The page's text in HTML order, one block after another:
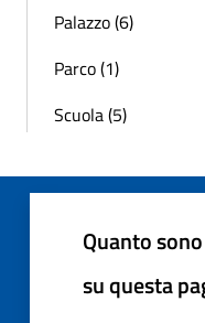
Palazzo (6)
Parco (1)
Scuola (5)
Quanto
su questa